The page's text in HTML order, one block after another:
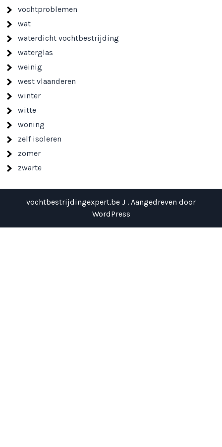
vochtproblemen
wat
waterdicht vochtbestrijding
waterglas
weinig
west vlaanderen
winter
witte
woning
zelf isoleren
zomer
zwarte
vochtbestrijdingexpert.be J . Aangedreven door
WordPress